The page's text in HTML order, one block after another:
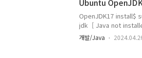
Ubuntu
OpenJDK17 install$
jdk [ Java not
을 통해 설치할 수
75, orsudo apt
개발/Java